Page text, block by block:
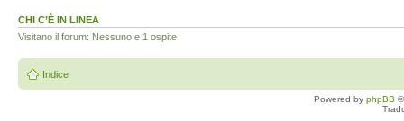
CHI C’È IN LINEA
Visitano il forum: Nessuno e 1 ospite
Indice
Powered by phpBB